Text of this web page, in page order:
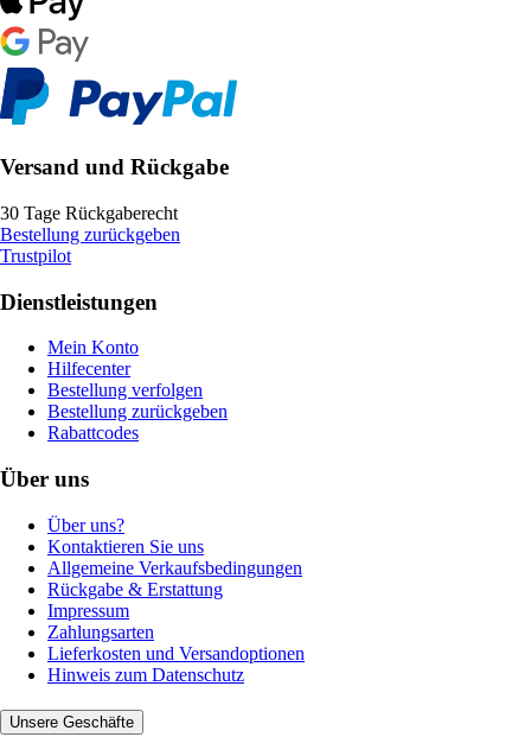
Versand und Rückgabe
30 Tage Rückgaberecht
Bestellung zurückgeben
Trustpilot
Dienstleistungen
Mein Konto
Hilfecenter
Bestellung verfolgen
Bestellung zurückgeben
Rabattcodes
Über uns
Über uns?
Kontaktieren Sie uns
Allgemeine Verkaufsbedingungen
Rückgabe & Erstattung
Impressum
Zahlungsarten
Lieferkosten und Versandoptionen
Hinweis zum Datenschutz
Unsere Geschäfte